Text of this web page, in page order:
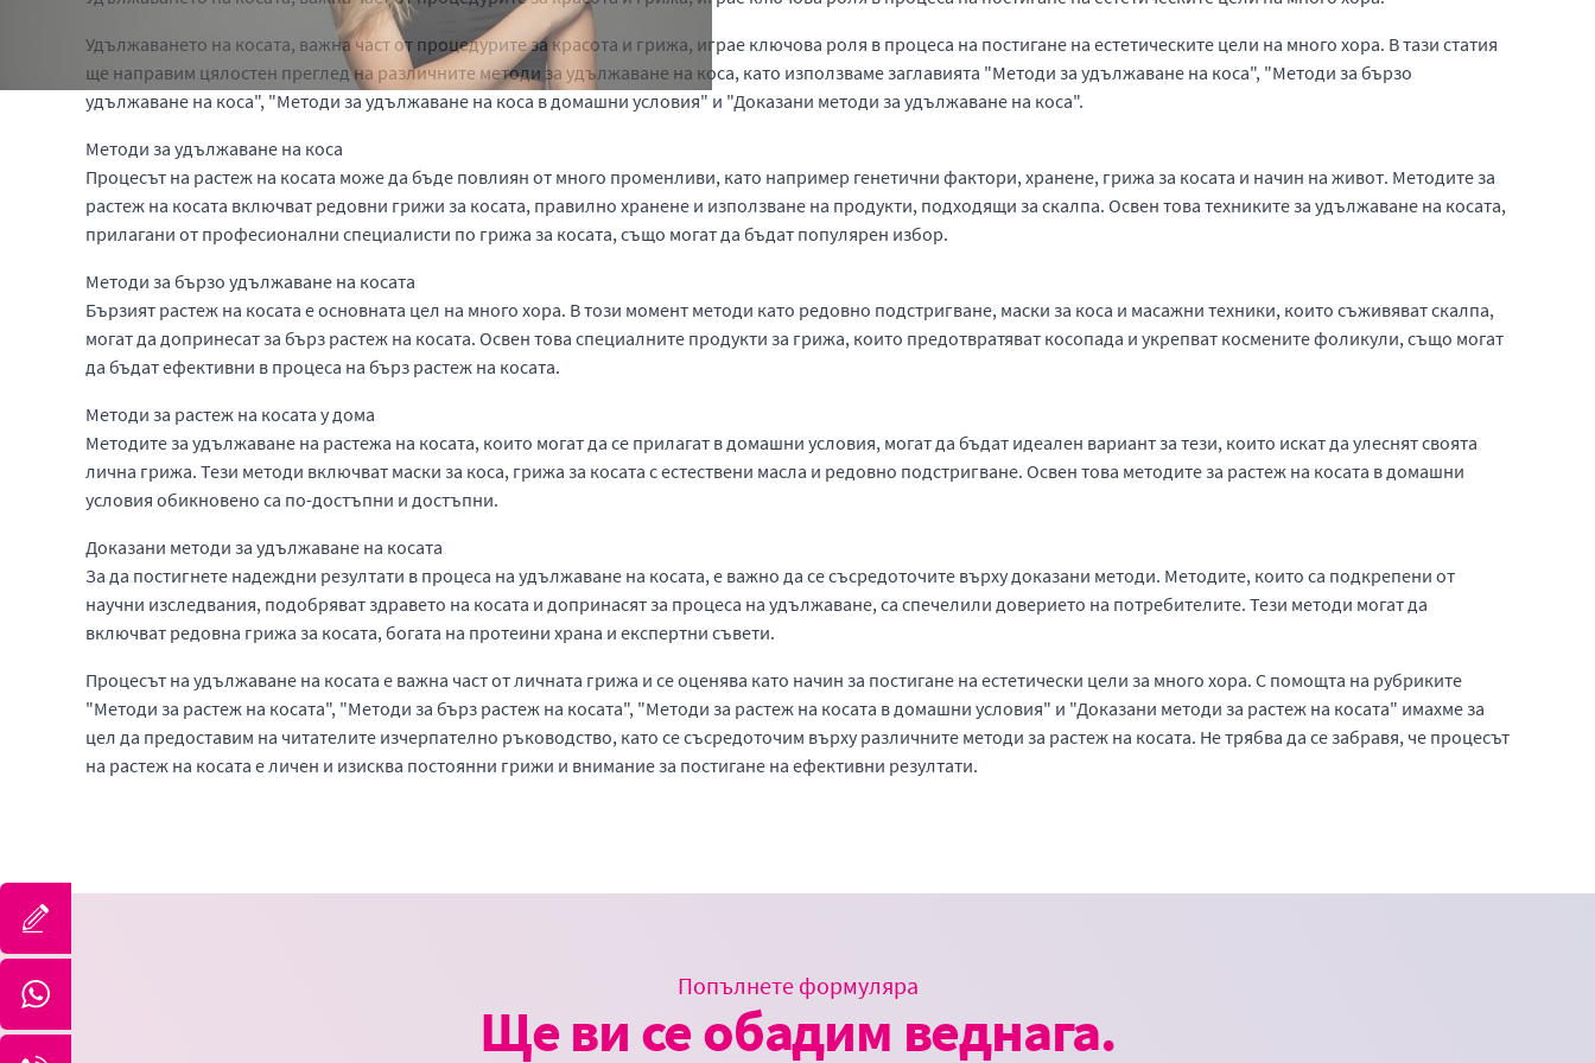
Удължаването на косата, важна част от процедурите за красота и грижа, играе ключова роля в процеса на постигане на естетическите цели на много хора. В тази статия
ще направим цялостен преглед на различните методи за удължаване на коса, като използваме заглавията "Методи за удължаване на коса", "Методи за бързо
удължаване на коса", "Методи за удължаване на коса в домашни условия" и "Доказани методи за удължаване на коса".
Методи за удължаване на коса
Процесът на растеж на косата може да бъде повлиян от много променливи, като например генетични фактори, хранене, грижа за косата и начин на живот. Методите за
растеж на косата включват редовни грижи за косата, правилно хранене и използване на продукти, подходящи за скалпа. Освен това техниките за удължаване на косата,
прилагани от професионални специалисти по грижа за косата, също могат да бъдат популярен избор.
Методи за бързо удължаване на косата
Бързият растеж на косата е основната цел на много хора. В този момент методи като редовно подстригване, маски за коса и масажни техники, които съживяват скалпа,
могат да допринесат за бърз растеж на косата. Освен това специалните продукти за грижа, които предотвратяват косопада и укрепват космените фоликули, също могат
да бъдат ефективни в процеса на бърз растеж на косата.
Методи за растеж на косата у дома
Методите за удължаване на растежа на косата, които могат да се прилагат в домашни условия, могат да бъдат идеален вариант за тези, които искат да улеснят своята
лична грижа. Тези методи включват маски за коса, грижа за косата с естествени масла и редовно подстригване. Освен това методите за растеж на косата в домашни
условия обикновено са по-достъпни и достъпни.
Доказани методи за удължаване на косата
За да постигнете надеждни резултати в процеса на удължаване на косата, е важно да се съсредоточите върху доказани методи. Методите, които са подкрепени от
научни изследвания, подобряват здравето на косата и допринасят за процеса на удължаване, са спечелили доверието на потребителите. Тези методи могат да
включват редовна грижа за косата, богата на протеини храна и експертни съвети.
Процесът на удължаване на косата е важна част от личната грижа и се оценява като начин за постигане на естетически цели за много хора. С помощта на рубриките
"Методи за растеж на косата", "Методи за бърз растеж на косата", "Методи за растеж на косата в домашни условия" и "Доказани методи за растеж на косата" имахме за
цел да предоставим на читателите изчерпателно ръководство, като се съсредоточим върху различните методи за растеж на косата. Не трябва да се забравя, че процесът
на растеж на косата е личен и изисква постоянни грижи и внимание за постигане на ефективни резултати.
Попълнете формуляра
Ще ви се обадим веднага.